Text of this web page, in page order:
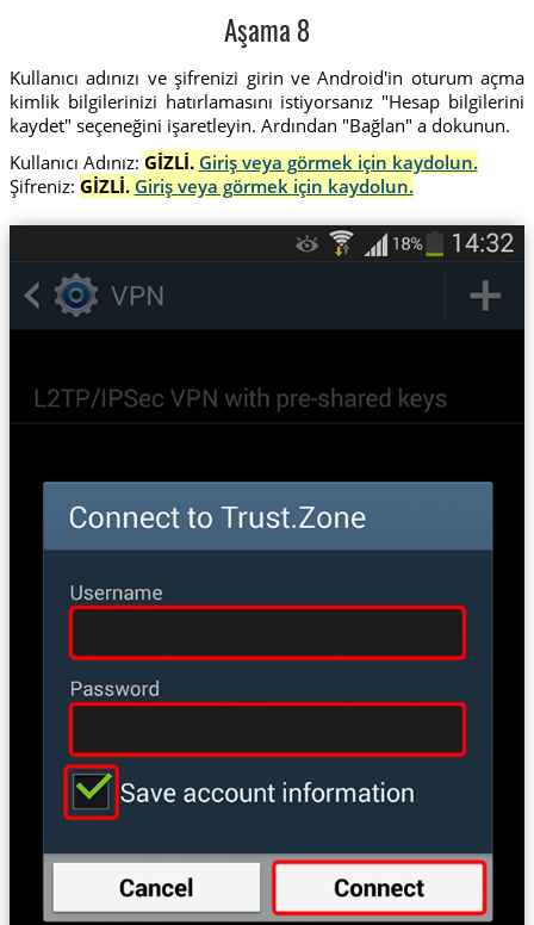
Aşama 8
Kullanıcı adınızı ve şifrenizi girin ve Android'in oturum açma
kimlik bilgilerinizi hatırlamasını istiyorsanız "Hesap bilgilerini
kaydet" seçeneğini işaretleyin. Ardından "Bağlan" a dokunun.
Kullanıcı Adınız: GİZLİ. Giriş veya görmek için kaydolun.
Şifreniz: GİZLİ. Giriş veya görmek için kaydolun.